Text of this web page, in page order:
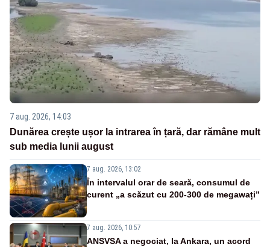
7 aug. 2026, 14:03
Dunărea crește ușor la intrarea în țară, dar rămâne mult
sub media lunii august
7 aug. 2026, 13:02
În intervalul orar de seară, consumul de
curent „a scăzut cu 200-300 de megawați”
7 aug. 2026, 10:57
ANSVSA a negociat, la Ankara, un acord